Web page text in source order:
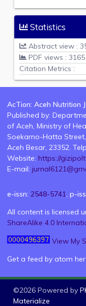
Statistics
Abstract view :
PDF views :
Citation Metrics :
AcTion: Aceh Nutrition
Published by:
of Aceh, Ministry of
Soekarno-Hatta
Aceh Besar, 23352.
Website: https://
E-mail:
e-issn: 2548-5741, p-
All content is licensed
ShareAlike 4.0
View My
Get a feed by atom
©2026 Powered by
Materialize